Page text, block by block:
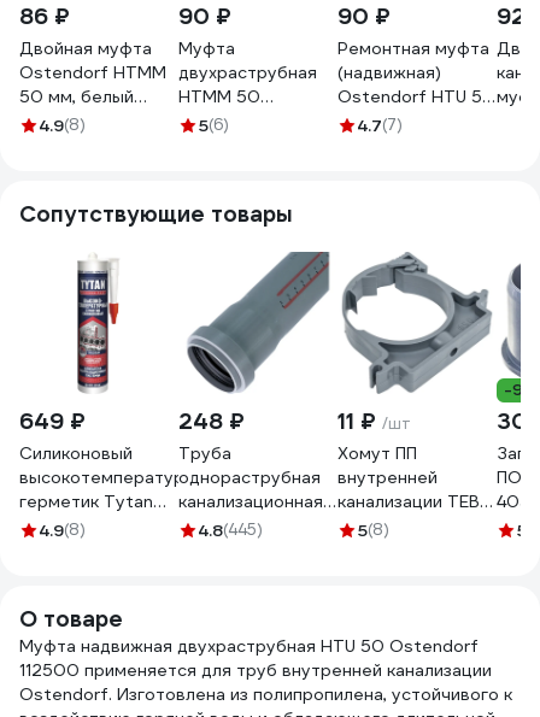
86 ₽
Двойная муфта
Ostendorf HTMM
50 мм, белый
559770
4.9(8)
90 ₽
Муфта
двухраструбная
HTMM 50
Ostendorf 112510
5(6)
90 ₽
Ремонтная муфта
(надвижная)
Ostendorf HTU 50
мм, белый 559720
4.7(7)
92
Сопутствующие товары
649 ₽
Силиконовый
высокотемпературный
герметик Tytan
PROFESSIONAL
4.9(8)
248 ₽
Труба
однораструбная
канализационная
HTEM 50х1000
4.8(445)
11 ₽ /шт
Хомут ПП
внутренней
канализации TEBO
50 с защелкой
5(8)
-9%
30
5
О товаре
Муфта надвижная двухраструбная HTU 50 Ostendorf
112500 применяется для труб внутренней канализации
Ostendorf. Изготовлена из полипропилена, устойчивого к